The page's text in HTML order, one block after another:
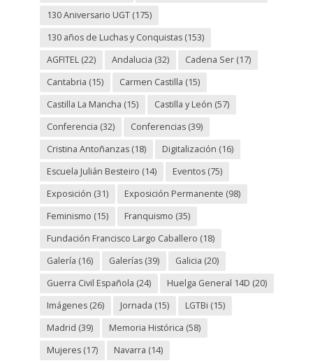
130 Aniversario UGT(175)
130 años de Luchas y Conquistas(153)
AGFITEL(22) Andalucia (32) Cadena Ser(17)
Cantabria (15) Carmen Castilla (15)
Castilla La Mancha (15) Castilla y León (57)
Conferencia (32) Conferencias(39)
Cristina Antoñanzas(18) Digitalización (16)
Escuela Julián Besteiro (14) Eventos(75)
Exposición (31) Exposición Permanente (98)
Feminismo (15) Franquismo (35)
Fundación Francisco Largo Caballero (18)
Galería (16) Galerías(39) Galicia (20)
Guerra Civil Española (24) Huelga General 14D (20)
Imágenes(26) Jornada (15) LGTBi (15)
Madrid (39) Memoria Histórica (58)
Mujeres(17) Navarra (14)